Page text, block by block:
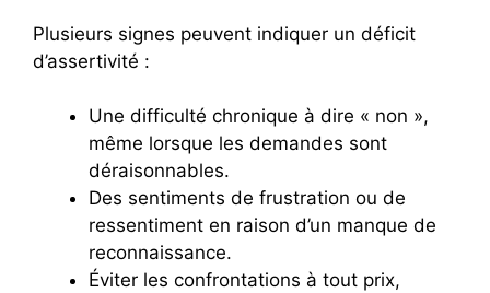
Plusieurs signes peuvent indiquer un déficit
d’assertivité :
Une difficulté chronique à dire « non »,
même lorsque les demandes sont
déraisonnables.
Des sentiments de frustration ou de
ressentiment en raison d’un manque de
reconnaissance.
Éviter les confrontations à tout prix,